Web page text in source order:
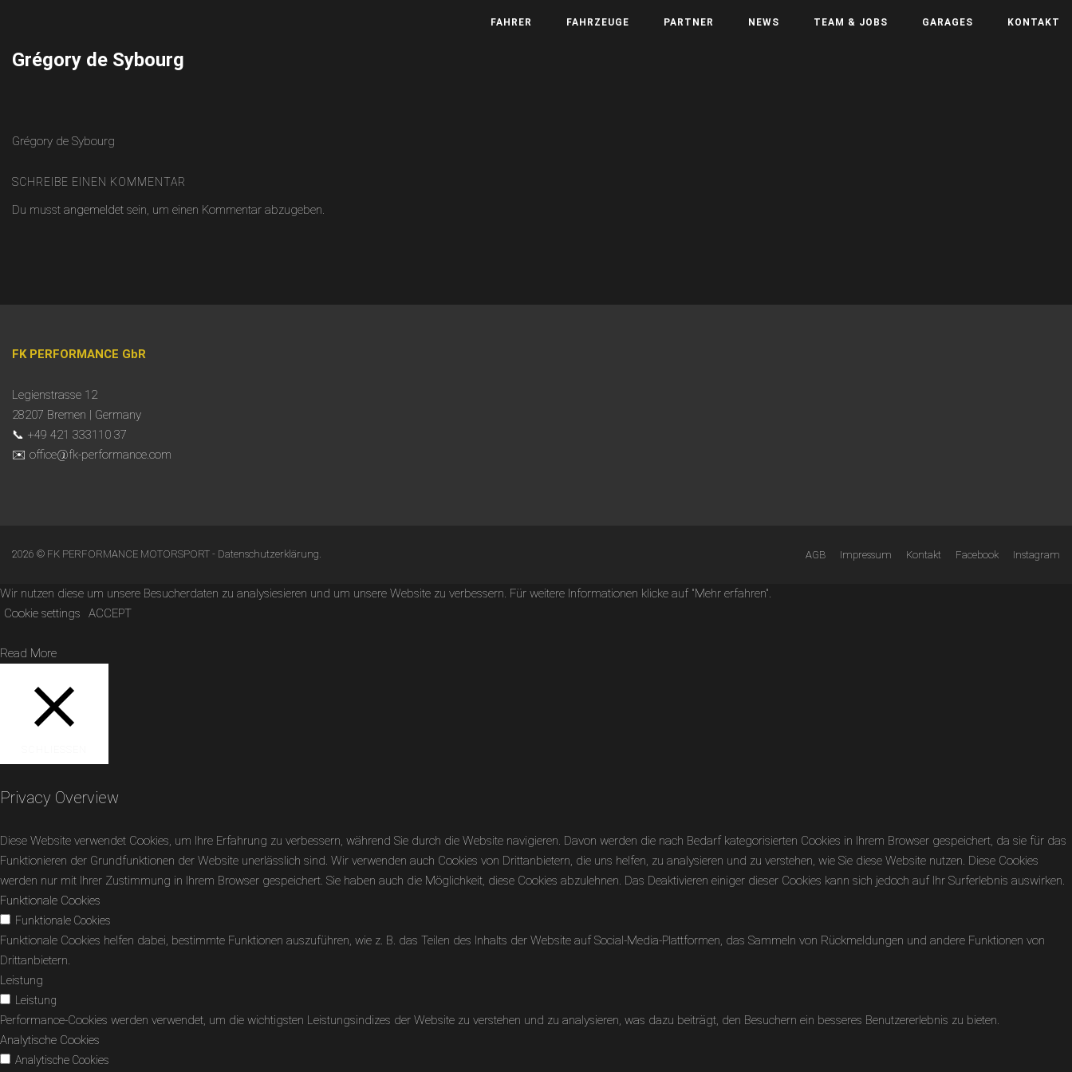
FAHRER FAHRZEUGE PARTNER NEWS TEAM & JOBS GARAGES KONTAKT
Grégory de Sybourg
Grégory de Sybourg
SCHREIBE EINEN KOMMENTAR
Du musst angemeldet sein, um einen Kommentar abzugeben.
FK PERFORMANCE GbR
Legienstrasse 12
28207 Bremen | Germany
📞 +49 421 333110 37
✉️ office@fk-performance.com
2026 © FK PERFORMANCE MOTORSPORT - Datenschutzerklärung. AGB Impressum Kontakt Facebook Instagram
Wir nutzen diese um unsere Besucherdaten zu analysiesieren und um unsere Website zu verbessern. Für weitere Informationen klicke auf "Mehr erfahren".
Cookie settings
ACCEPT
Read More
Privacy Overview
Diese Website verwendet Cookies, um Ihre Erfahrung zu verbessern, während Sie durch die Website navigieren. Davon werden die nach Bedarf kategorisierten Cookies in Ihrem Browser gespeichert, da sie für das
Funktionieren der Grundfunktionen der Website unerlässlich sind. Wir verwenden auch Cookies von Drittanbietern, die uns helfen, zu analysieren und zu verstehen, wie Sie diese Website nutzen. Diese Cookies
werden nur mit Ihrer Zustimmung in Ihrem Browser gespeichert. Sie haben auch die Möglichkeit, diese Cookies abzulehnen. Das Deaktivieren einiger dieser Cookies kann sich jedoch auf Ihr Surferlebnis auswirken.
Funktionale Cookies
Funktionale Cookies
Funktionale Cookies helfen dabei, bestimmte Funktionen auszuführen, wie z. B. das Teilen des Inhalts der Website auf Social-Media-Plattformen, das Sammeln von Rückmeldungen und andere Funktionen von
Drittanbietern.
Leistung
Leistung
Performance-Cookies werden verwendet, um die wichtigsten Leistungsindizes der Website zu verstehen und zu analysieren, was dazu beiträgt, den Besuchern ein besseres Benutzererlebnis zu bieten.
Analytische Cookies
Analytische Cookies